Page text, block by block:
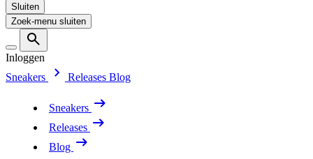
Sluiten
Zoek-menu sluiten
Inloggen
Sneakers
Releases Blog
Sneakers
Releases
Blog